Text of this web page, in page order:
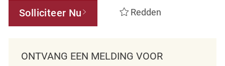
Solliciteer Nu Redden
ONTVANG EEN MELDING VOOR